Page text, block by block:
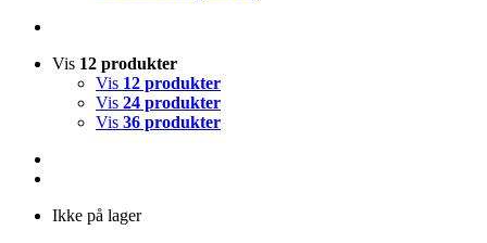
Vis 12 produkter
Vis 12 produkter
Vis 24 produkter
Vis 36 produkter
Ikke på lager